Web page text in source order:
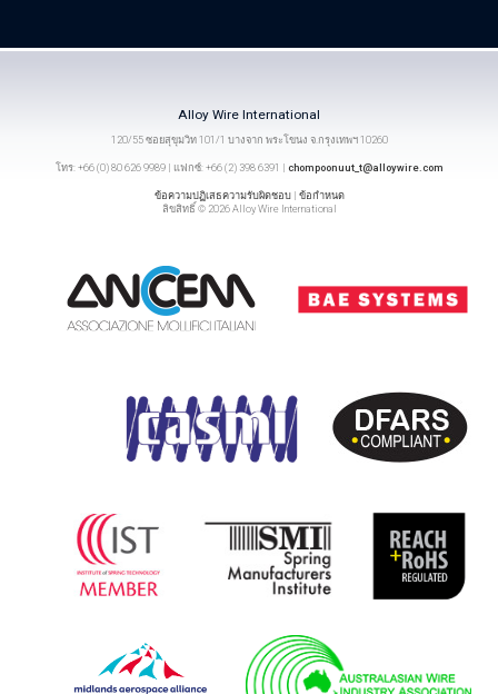
Alloy Wire International
120/55 ซอยสุขุมวิท 101/1 บางจาก พระโขนง จ.กรุงเทพฯ 10260
โทร: +66 (0) 80 626 9989 | แฟกซ์: +66 (2) 398 6391 | chompoonuut_t@alloywire.com
ข้อความปฏิเสธความรับผิดชอบ| ข้อกำหนด
ลิขสิทธิ์ © 2026 Alloy Wire International